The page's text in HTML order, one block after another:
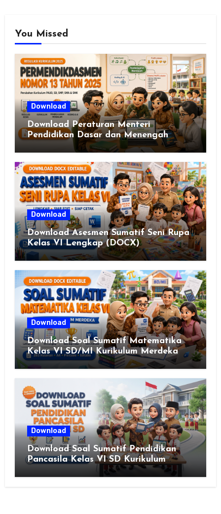
You Missed
Download
Download Peraturan Menteri
Pendidikan Dasar dan Menengah
Republik Indonesia Nomor 13 Tahun
2025
Download
Download Asesmen Sumatif Seni Rupa
Kelas VI Lengkap (DOCX)
Download
Download Soal Sumatif Matematika
Kelas VI SD/MI Kurikulum Merdeka
Download
Download Soal Sumatif Pendidikan
Pancasila Kelas VI SD Kurikulum
Merdeka, Solusi Praktis Guru